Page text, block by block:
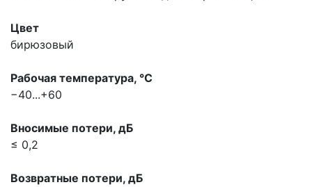
Цвет
бирюзовый
Рабочая температура, °С
−40...+60
Вносимые потери, дБ
≤ 0,2
Возвратные потери, дБ